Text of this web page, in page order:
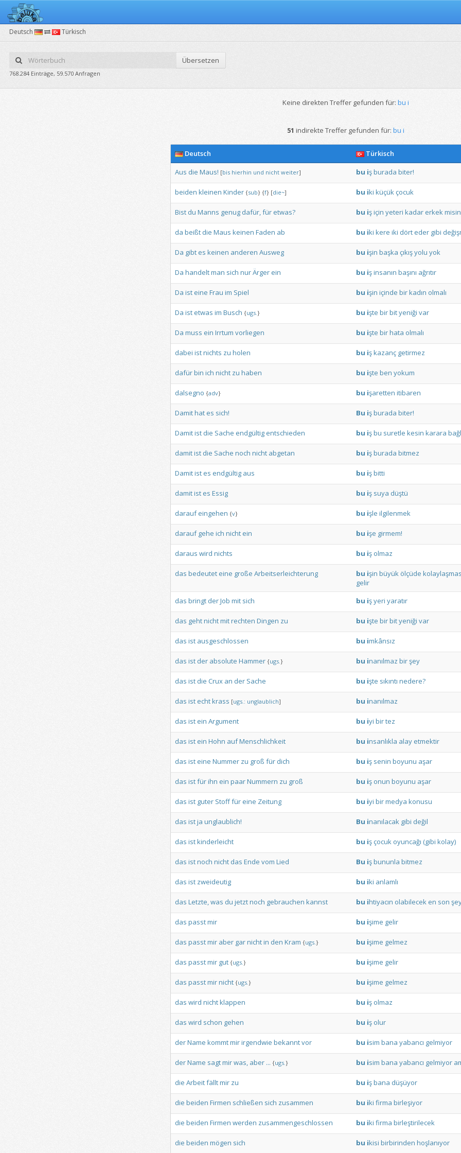
Deutsch Türkisch
Übersetzen
768.284 Einträge, 59.570 Anfragen
Keine direkten Treffer gefunden für: bu i
51 indirekte Treffer gefunden für: bu i
Deutsch
Türkisch
Aus die Maus! [bis hierhin und nicht weiter] bu işburada biter!
beiden kleinen Kinder {sub} {f} [die~] bu iki küçük çocuk
Bist du Manns genug dafür,für etwas? bu işiçin yeteri kadar erkek
da beißt die Maus keinen Faden ab bu iki kere iki dört eder gibi
Da gibt es keinen anderen Ausweg bu işin başka çıkışyolu yok
Da handeltman sich nurÄrger ein bu işinsanın başını ağrıtır
Da ist eine Frau im Spiel bu işin içinde birkadın olmalı
Da ist etwas im Busch {ugs.} bu işte birbityeniği var
Da muss ein Irrtum vorliegen bu işte birhata olmalı
dabei istnichts zu holen bu işkazanç getirmez
dafürbin ich nicht zu haben bu işte ben yokum
dalsegno {adv} bu işaretten itibaren
Damithat es sich! Bu işburada biter!
Damitist die Sache endgültig entschieden bu işbu suretle kesin karara
damitist die Sache noch nicht abgetan bu işburada bitmez
Damitist es endgültig aus bu işbitti
damitist es Essig bu iş suya düştü
darauf eingehen {v} bu işle ilgilenmek
darauf gehe ich nicht ein bu işe girmem!
daraus wird nichts bu iş olmaz
das bedeutet eine große Arbeitserleichterung bu işin büyük ölçüde
gelir
das bringt derJob mit sich bu işyeri yaratır
das gehtnichtmitrechten Dingen zu bu işte birbityeniği var
das ist ausgeschlossen bu imkânsız
das ist der absolute Hammer {ugs.} bu inanılmaz birşey
das ist die Crux an der Sache bu işte sıkıntı nedere?
das ist echtkrass [ugs.: unglaublich] bu inanılmaz
das ist ein Argument bu iyi birtez
das ist ein Hohn aufMenschlichkeit bu insanlıkla alay etmektir
das ist eine Nummer zu groß für dich bu iş senin boyunu aşar
das istfürihn ein paarNummern zu groß bu iş onun boyunu aşar
das ist guter Stofffür eine Zeitung bu iyi birmedya konusu
das istja unglaublich! Bu inanılacak gibi değil
das istkinderleicht bu iş çocuk oyuncağı (gibi kolay)
das istnoch nicht das Ende vom Lied Bu işbununla bitmez
das ist zweideutig bu iki anlamlı
das Letzte,was du jetztnoch gebrauchen kannst bu ihtiyacın olabilecek en son
das passtmir bu işime gelir
das passtmir aber garnichtin den Kram {ugs.} bu işime gelmez
das passtmir gut {ugs.} bu işime gelir
das passtmirnicht {ugs.} bu işime gelmez
das wird nichtklappen bu iş olmaz
das wird schon gehen bu iş olur
derName kommtmirirgendwie bekanntvor bu isim bana yabancı gelmiyor
derName sagtmirwas, aber ... {ugs.} bu isim bana yabancı gelmiyor
die Arbeitfälltmir zu bu işbana düşüyor
die beiden Firmen schließen sich zusammen bu iki firma birleşiyor
die beiden Firmen werden zusammengeschlossen bu iki firma birleştirilecek
die beiden mögen sich bu ikisi birbirinden hoşlanıyor